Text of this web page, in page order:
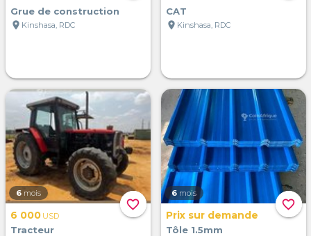
Grue de construction
location_on Kinshasa, RDC
CAT
location_on Kinshasa, RDC
favorite_border
6 mois
6 000 USD
Tracteur
favorite_border
6 mois
Prix sur demande
Tôle 1.5mm